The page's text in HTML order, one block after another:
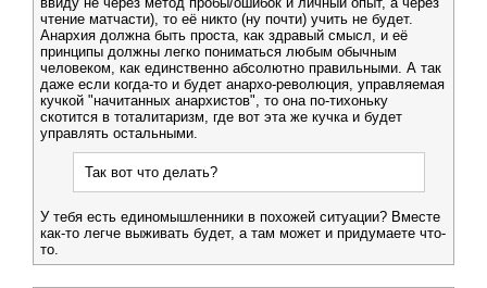
чтение матчасти), то её никто (ну почти) учить не будет.
Анархия должна быть проста, как здравый смысл, и её
принципы должны легко пониматься любым обычным
человеком, как единственно абсолютно правильными. А так
даже если когда-то и будет анархо-революция, управляемая
кучкой "начитанных анархистов", то она по-тихоньку
скотится в тоталитаризм, где вот эта же кучка и будет
управлять остальными.
Так вот что делать?
У тебя есть единомышленники в похожей ситуации? Вместе
как-то легче выживать будет, а там может и придумаете что-
то.